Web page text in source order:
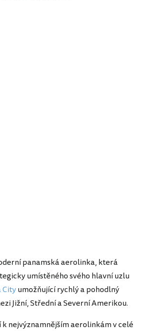
panamská aerolinka, která
umístěného svého hlavní uzlu
Cityumožňující rychlý a pohodlný
Jižní, Střední a Severní Amerikou.
nejvýznamnějším aerolinkám v celé